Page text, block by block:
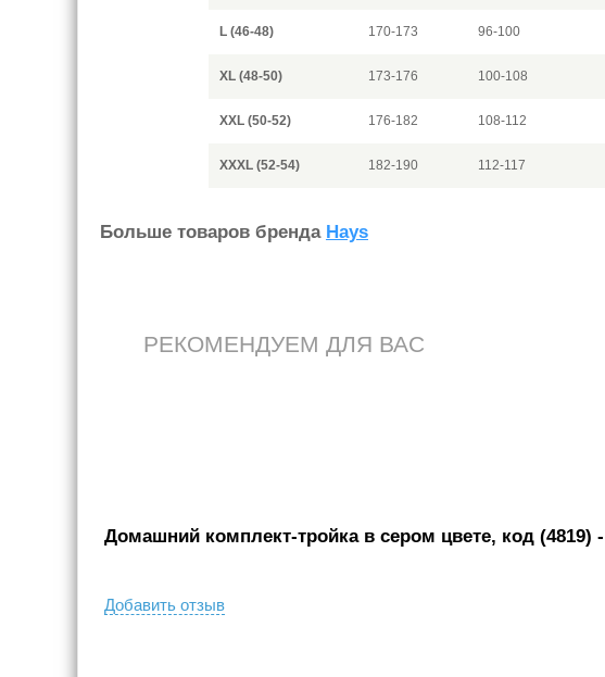
L (46-48) 170-173 96-100
XL (48-50) 173-176 100-108
XXL (50-52) 176-182 108-112
XXXL (52-54) 182-190 112-117
Больше товаров бренда Hays
РЕКОМЕНДУЕМ ДЛЯ ВАС
Домашний комплект-тройка в сером цвете, код (4819)
Добавить отзыв